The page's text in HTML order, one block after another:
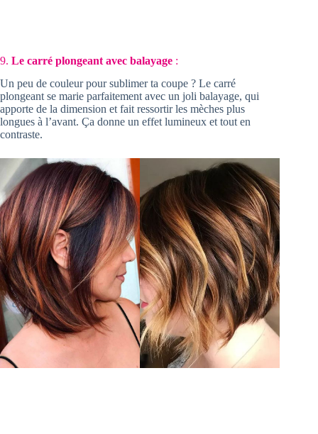
9. Le carré plongeant avec balayage :
Un peu de couleur pour sublimer ta coupe ? Le carré
plongeant se marie parfaitement avec un joli balayage, qui
apporte de la dimension et fait ressortir les mèches plus
longues à l’avant. Ça donne un effet lumineux et tout en
contraste.